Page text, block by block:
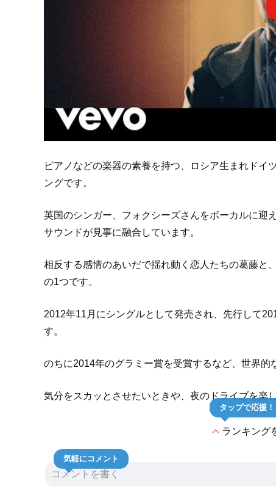
ピアノなどの楽器の素養を持つ、ロシア生まれドイ
ングです。
英国のシンガー、フォクシーズさんをボーカルに迎
サウンドが見事に融合しています。
相反する感情のあいだで揺れ動く恋人たちの葛藤と
の1つです。
2012年11月にシングルとして発売され、先行して
す。
のちに2014年のグラミー賞を受賞するなど、世界的
気分をスカッとさせたいときや、夜のドライブを楽
expand_lessランキング
タップで応援！
気軽にコメント